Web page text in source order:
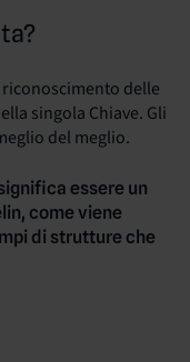
delle
singola Chiave. Gli
del meglio.
essere un
come viene
di strutture che